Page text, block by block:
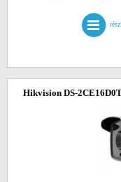
Hikvision DS-